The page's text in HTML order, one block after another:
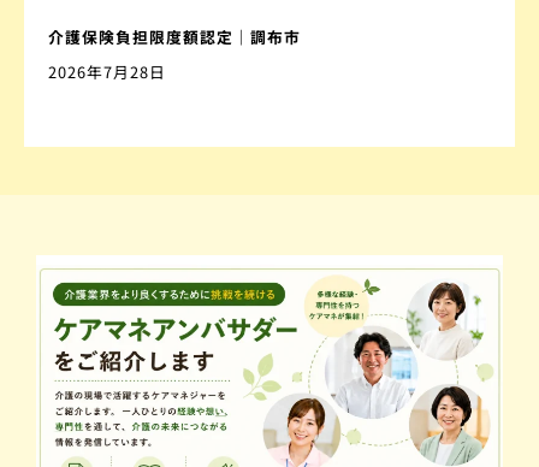
介護保険負担限度額認定｜調布市
2026年7月28日